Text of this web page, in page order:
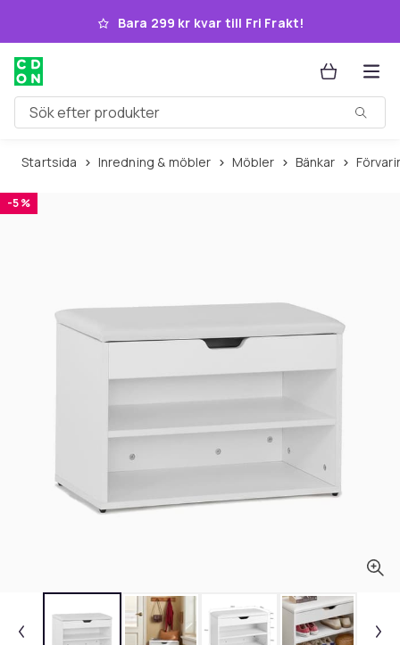
Hoppa till huvudinnehållet
Bara 299 kr kvar till Fri Frakt!
Sök efter produkter
Startsida Inredning & möbler Möbler Bänkar
-5 %